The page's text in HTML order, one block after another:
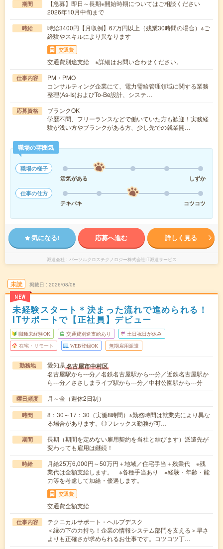
期間
【急募】即日～長期※開始時期についてはご相談ください
2026年10月中旬まで
時給
時給3400円【月収例】67万円以上（残業30時間の場合）※ご
経験やスキルにより異なります
交通費
交通費別途支給 ※詳細はお問い合わせください。
仕事内容
PM・PMO
コンサルティング企業にて、電力需給管理領域に関する業務
整理(As‐Is)およびTo‐Be設計、システ…
応募資格
ブランクOK
学歴不問、フリーランスなどで働いていた方も歓迎！実務経
験が浅い方やブランクがある方、少し先での就業開…
職場の雰囲気
職場の様子
活気がある
しずか
仕事の仕方
テキパキ
コツコツ
気になる! 応募へ進む 詳しく見る
派遣会社 パーソルクロステクノロジー株式会社IT派遣サービス
未読
NEW
掲載日 2026/08/08
未経験スタート＊決まった流れで進められる！
ITサポートで【正社員】デビュー
職種未経験OK 交通費別途支給あり 土日祝日が休み
在宅・リモート WEB登録OK 無期雇用派遣
勤務地 愛知県名古屋市中村区
名古屋駅から---分／名鉄名古屋駅から---分／近鉄名古屋駅か
ら---分／ささしまライブ駅から---分／中村公園駅から---分
曜日頻度 月～金（週休2日制）
時間
8：30～17：30（実働8時間）※勤務時間は就業先により異な
る場合があります。◎フレックス勤務が可…
期間
長期（期間を定めない雇用契約を当社と結びます）派遣先が
変わっても雇用は継続！
時給
月給25万6,000円～50万円＋地域／住宅手当＋残業代 ※残
業代は全額支給します。 ※各種手当あり ※経験・年齢・能
力等を考慮して加給・優遇します。
交通費
交通費全額支給
仕事内容
テクニカルサポート・ヘルプデスク
＜縁の下の力持ち！企業の情報システム部門を支える＞早さ
よりも正確さが求められるお仕事です。コツコツ丁…